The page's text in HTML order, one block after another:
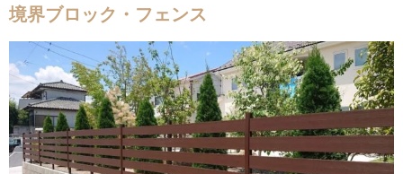
境界ブロック・フェンス